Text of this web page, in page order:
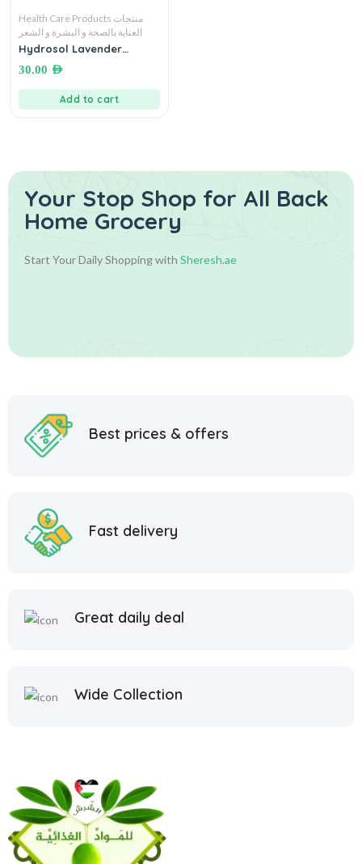
Health Care Products منتجات
العناية بالصحة و البشرة و الشعر
Hydrosol Lavender
Water●120 mL. تونيك لافيندر
طبيعي مقطر
30.00 AED
Add to cart
Your Stop Shop for All Back
Home Grocery
Start Your Daily Shopping with Sheresh.ae
Best prices & offers
Fast delivery
Great daily deal
Wide Collection